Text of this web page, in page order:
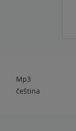
Mp3
čeština